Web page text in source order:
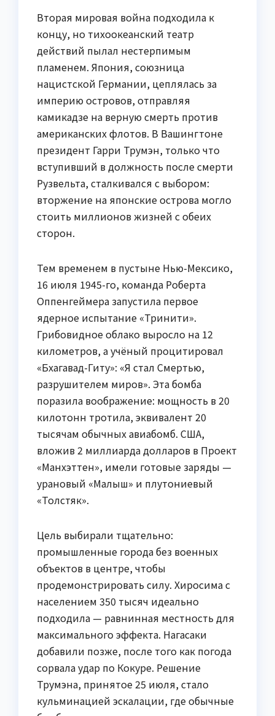
Вторая мировая война подходила к
концу, но тихоокеанский театр
действий пылал нестерпимым
пламенем. Япония, союзница
нацистской Германии, цеплялась за
империю островов, отправляя
камикадзе на верную смерть против
американских флотов. В Вашингтоне
президент Гарри Трумэн, только что
вступивший в должность после смерти
Рузвельта, сталкивался с выбором:
вторжение на японские острова могло
стоить миллионов жизней с обеих
сторон.
Тем временем в пустыне Нью-Мексико,
16 июля 1945-го, команда Роберта
Оппенгеймера запустила первое
ядерное испытание «Тринити».
Грибовидное облако выросло на 12
километров, а учёный процитировал
«Бхагавад-Гиту»: «Я стал Смертью,
разрушителем миров». Эта бомба
поразила воображение: мощность в 20
килотонн тротила, эквивалент 20
тысячам обычных авиабомб. США,
вложив 2 миллиарда долларов в Проект
«Манхэттен», имели готовые заряды —
урановый «Малыш» и плутониевый
«Толстяк».
Цель выбирали тщательно:
промышленные города без военных
объектов в центре, чтобы
продемонстрировать силу. Хиросима с
населением 350 тысяч идеально
подходила — равнинная местность для
максимального эффекта. Нагасаки
добавили позже, после того как погода
сорвала удар по Кокуре. Решение
Трумэна, принятое 25 июля, стало
кульминацией эскалации, где обычные